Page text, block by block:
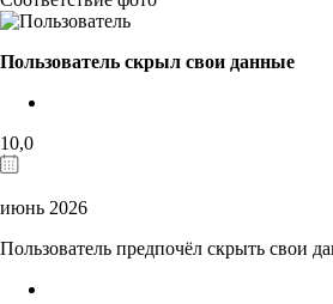
Пользователь скрыл свои данные
10,0
июнь 2026
Пользователь предпочёл скрыть свои